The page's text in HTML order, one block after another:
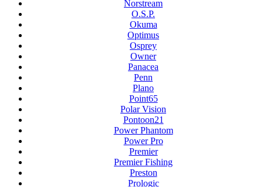
Norstream
O.S.P.
Okuma
Optimus
Osprey
Owner
Panacea
Penn
Plano
Point65
Polar Vision
Pontoon21
Power Phantom
Power Pro
Premier
Premier Fishing
Preston
Prologic